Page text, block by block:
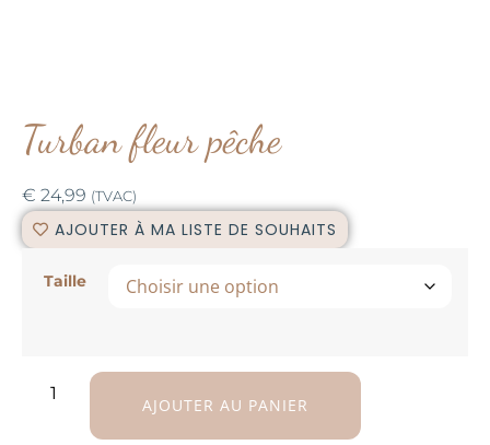
Turban fleur pêche
€ 24,99 (TVAC)
AJOUTER À MA LISTE DE SOUHAITS
Taille
AJOUTER AU PANIER